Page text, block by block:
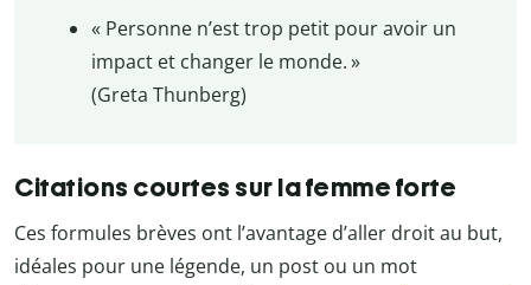
« Personne n’est trop petit pour avoir un
impact et changer le monde. »
(Greta Thunberg)
Citations courtes sur la femme forte
Ces formules brèves ont l’avantage d’aller droit au but,
idéales pour une légende, un post ou un mot